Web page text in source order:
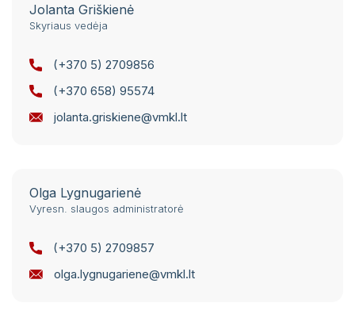
Jolanta Griškienė
Skyriaus vedėja
(+370 5) 2709856
(+370 658) 95574
jolanta.griskiene@vmkl.lt
Olga Lygnugarienė
Vyresn. slaugos administratorė
(+370 5) 2709857
olga.lygnugariene@vmkl.lt